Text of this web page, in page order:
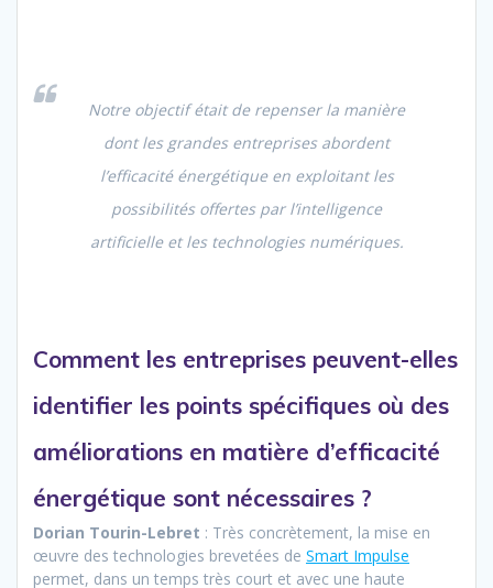
Notre objectif était de repenser la manière
dont les grandes entreprises abordent
l’efficacité énergétique en exploitant les
possibilités offertes par l’intelligence
artificielle et les technologies numériques.
Comment les entreprises peuvent-elles
identifier les points spécifiques où des
améliorations en matière d’efficacité
énergétique sont nécessaires ?
Dorian Tourin-Lebret : Très concrètement, la mise en
œuvre des technologies brevetées de Smart Impulse
permet, dans un temps très court et avec une haute